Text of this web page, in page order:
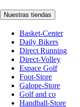
Nuestras tiendas
Basket-Center
Daily Bikers
Direct Running
Direct-Volley
Espace Golf
Foot-Store
Galope-Store
Golf and co
Handball-Store